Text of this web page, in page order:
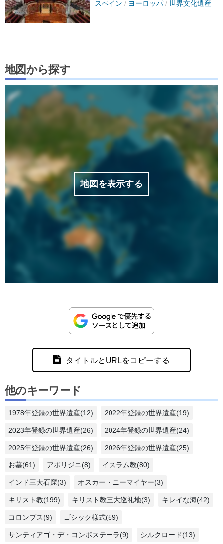
スペイン / ヨーロッパ/ 世界文化遺産
地図から探す
地図を表示する
タイトルとURLをコピーする
他のキーワード
1978年登録の世界遺産(12) 2022年登録の世界遺産(19)
2023年登録の世界遺産(26) 2024年登録の世界遺産(24)
2025年登録の世界遺産(26) 2026年登録の世界遺産(25)
お墓(61) アボリジニ(8) イスラム教(80)
インド三大石窟(3) オスカー・ニーマイヤー(3)
キリスト教(199) キリスト教三大巡礼地(3) キレイな海(42)
コロンブス(9) ゴシック様式(59)
サンティアゴ・デ・コンポステーラ(9) シルクロード(13)